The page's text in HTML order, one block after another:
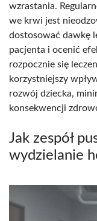
wzrastania.
we krwi jest
dostosować dawkę
pacjenta i ocenić
rozpocznie się
korzystniejszy
rozwój dziecka,
konsekwencji
Jak zespół
wydzielanie